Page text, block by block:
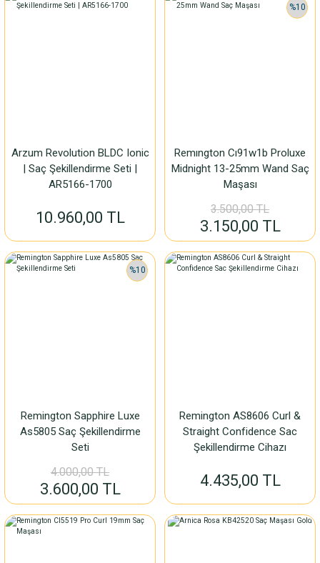
Arzum Revolution BLDC Ionic
| Saç Şekillendirme Seti |
AR5166-1700
10.960,00 TL
%10
Remıngton Cı91w1b Proluxe
Midnight 13-25mm Wand Saç
Maşası
3.500,00 TL
3.150,00 TL
%10
Remington Sapphire Luxe
As5805 Saç Şekillendirme
Seti
4.000,00 TL
3.600,00 TL
Remington AS8606 Curl &
Straight Confidence Sac
Şekillendirme Cihazı
4.435,00 TL